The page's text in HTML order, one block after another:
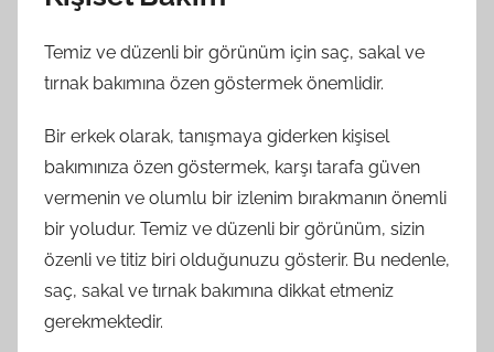
Temiz ve düzenli bir görünüm için saç, sakal ve
tırnak bakımına özen göstermek önemlidir.
Bir erkek olarak, tanışmaya giderken kişisel
bakımınıza özen göstermek, karşı tarafa güven
vermenin ve olumlu bir izlenim bırakmanın önemli
bir yoludur. Temiz ve düzenli bir görünüm, sizin
özenli ve titiz biri olduğunuzu gösterir. Bu nedenle,
saç, sakal ve tırnak bakımına dikkat etmeniz
gerekmektedir.